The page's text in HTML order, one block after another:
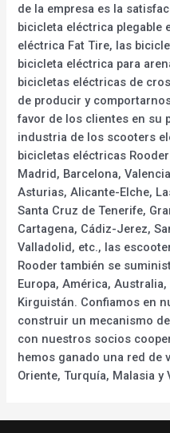
de la empresa es la
bicicleta eléctrica plegable
eléctrica Fat Tire, las
bicicleta eléctrica para
bicicletas eléctricas de
de producir y
favor de los clientes en su
industria de los scooters
bicicletas eléctricas
Madrid, Barcelona,
Asturias, Alicante-Elche,
Santa Cruz de Tenerife,
Cartagena, Cádiz-Jerez,
Valladolid, etc., las
Rooder también se
Europa, América,
Kirguistán. Confiamos en
construir un mecanismo
con nuestros socios
hemos ganado una red de
Oriente, Turquía, Malasia y